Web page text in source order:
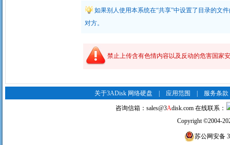
如果别人使用本系统在“共享”中设置了目录的文
对方。
禁止上传含有色情内容以及反动的危害国家
关于3ADisk 网络硬盘 |应用范围 服务条款
咨询信箱：sales@3Adisk.com 在线联系：
Copyright©2004-
苏公网安备